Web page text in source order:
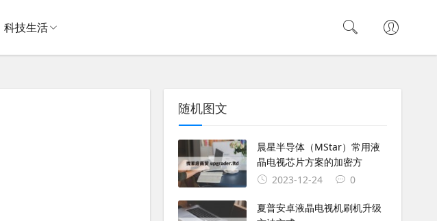
科技生活
随机图文
晨星半导体（MStar）常用液
晶电视芯片方案的加密方
2023-12-24
0
夏普安卓液晶电视机刷机升级